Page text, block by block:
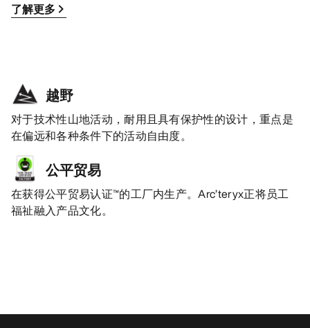
了解更多
越野
对于技术性山地活动，耐用且具有保护性的设计，重点是
在偏远和各种条件下的活动自由度。
公平贸易
在获得公平贸易认证™的工厂内生产。Arc’teryx正将员工
福祉融入产品文化。